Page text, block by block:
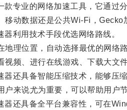
业的网络加速工具，它通过分
动数据还是公共Wi-Fi，Gecko
利用技术手段优选网络路线。
位置，自动选择最优的网络路
频、进行在线游戏、下载大文件
具备智能压缩技术，能够压缩
来说尤为重要，可以帮助用户节
具备全平台兼容性，可在